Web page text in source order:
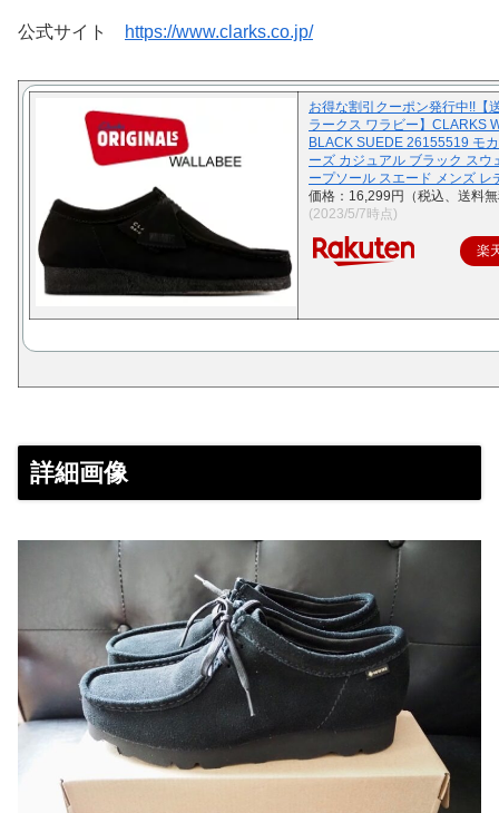
公式サイト https://www.clarks.co.jp/
お得な割引クーポン発行中!!【
ラークス ワラビー】CLARKS
BLACK SUEDE 26155519 モ
ーズ カジュアル ブラック スウ
ープソール スエード メンズ レ
価格：16,299円（税込、送料
(2023/5/7時点)
楽
詳細画像